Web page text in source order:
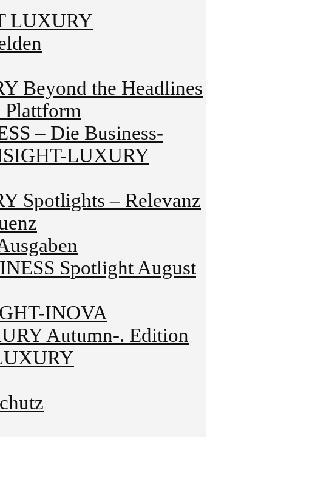
LUXURY
Beyond the Headlines
– Die Business-
LUXURY
Spotlights – Relevanz
Spotlight August
INOVA
Autumn-. Edition